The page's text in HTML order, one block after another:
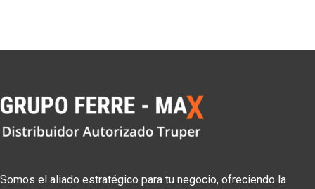
Somos el aliado estratégico para tu negocio, ofreciendo la